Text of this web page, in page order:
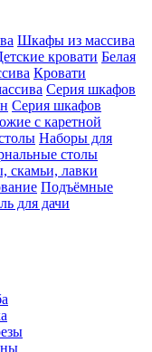
Шкафы из массива
кровати Белая
Кровати
Серия шкафов
Серия шкафов
с каретной
Наборы для
столы
скамьи, лавки
Подъёмные
для дачи